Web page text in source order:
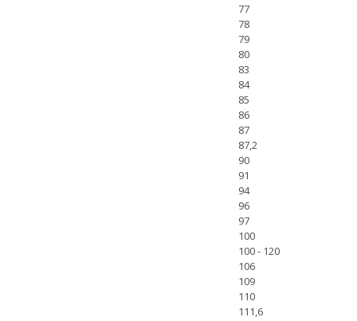
77
78
79
80
83
84
85
86
87
87,2
90
91
94
96
97
100
100 - 120
106
109
110
111,6